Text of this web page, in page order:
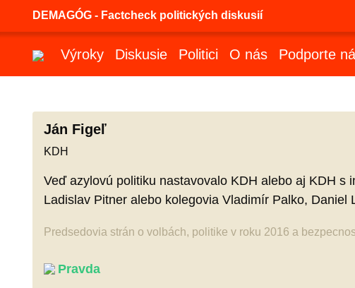
DEMAGÓG - Factcheck politických diskusií
Výroky Diskusie Politici O nás Podporte
Ján Figeľ
KDH
Veď azylovú politiku nastavovalo KDH alebo aj KDH
Ladislav Pitner alebo kolegovia Vladimír Palko, Daniel
Predsedovia strán o volbách, politike v roku 2016 a
Pravda